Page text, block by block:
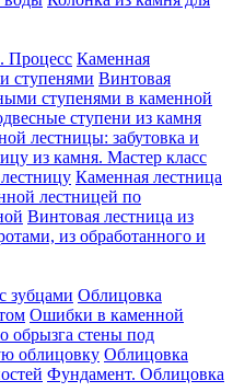
Процесс Каменная
ступенями Винтовая
ступенями в каменной
ступени из камня
лестницы: забутовка и
из камня. Мастер класс
Каменная лестница
лестницей по
Винтовая лестница из
из обработанного и
зубцами Облицовка
Ошибки в каменной
обрызга стены под
облицовку Облицовка
Фундамент. Облицовка